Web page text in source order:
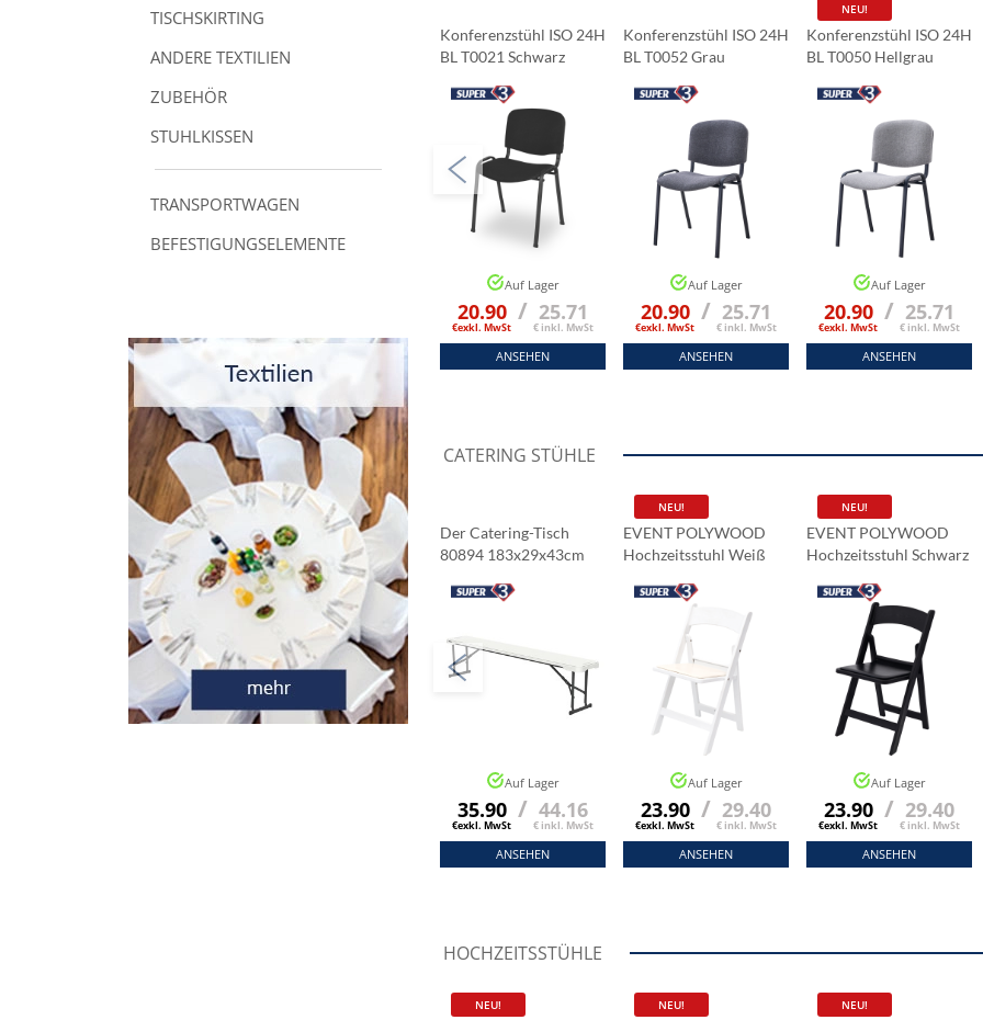
TISCHSKIRTING
ANDERE TEXTILIEN
ZUBEHÖR
STUHLKISSEN
TRANSPORTWAGEN
BEFESTIGUNGSELEMENTE
Konferenzstühl ISO 24H
BL T0021 Schwarz
Auf Lager
20.90
€exkl. MwSt
/ 25.71
€ inkl. MwSt
ANSEHEN
Konferenzstühl ISO 24H
BL T0052 Grau
Auf Lager
20.90
€exkl. MwSt
/ 25.71
€ inkl. MwSt
ANSEHEN
Konferenzstühl ISO 24H
BL T0050 Hellgrau
NEU!
Auf Lager
20.90
€exkl. MwSt
/ 25.71
€ inkl. MwSt
ANSEHEN
CATERING STÜHLE
Der Catering-Tisch
80894 183x29x43cm
Auf Lager
35.90
€exkl. MwSt
/ 44.16
€ inkl. MwSt
ANSEHEN
EVENT POLYWOOD
Hochzeitsstuhl Weiß
NEU!
Auf Lager
23.90
€exkl. MwSt
/ 29.40
€ inkl. MwSt
ANSEHEN
EVENT POLYWOOD
Hochzeitsstuhl Schwarz
NEU!
Auf Lager
23.90
€exkl. MwSt
/ 29.40
€ inkl. MwSt
ANSEHEN
HOCHZEITSSTÜHLE
NEU! NEU! NEU!